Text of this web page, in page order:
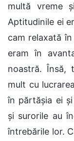
multă vreme
Aptitudinile ei
cam relaxată
eram în
noastră. Însă,
mult cu
în părtășia ei
și surorile au
întrebările lor.